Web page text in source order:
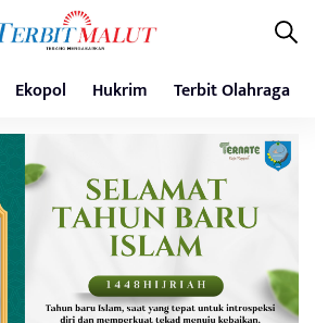
Ekopol Hukrim Terbit Olahraga